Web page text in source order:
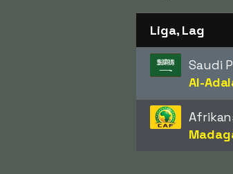
Liga, Lag
Saudi
Al-